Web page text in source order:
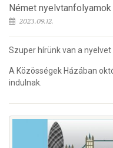
Német nyelvtanfolyamok
2023.09.12.
Szuper hírünk van a
A Közösségek Házában
indulnak.